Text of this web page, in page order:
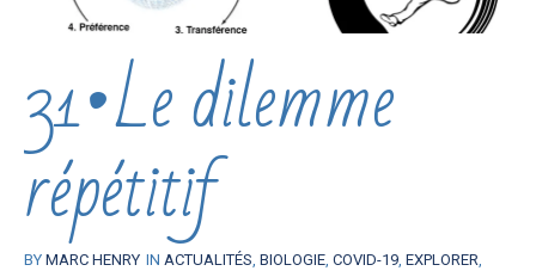
31•Le dilemme
répétitif
BY MARC HENRY IN ACTUALITÉS, BIOLOGIE, COVID-19, EXPLORER,